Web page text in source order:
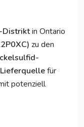
Distriktin Ontario
zu den
für
potenziell